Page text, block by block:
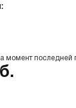
момент последней